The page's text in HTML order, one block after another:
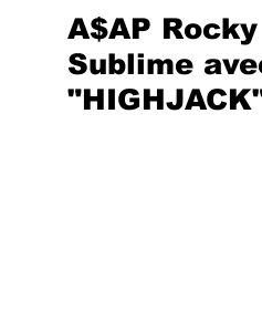
A$AP Rocky
Sublime